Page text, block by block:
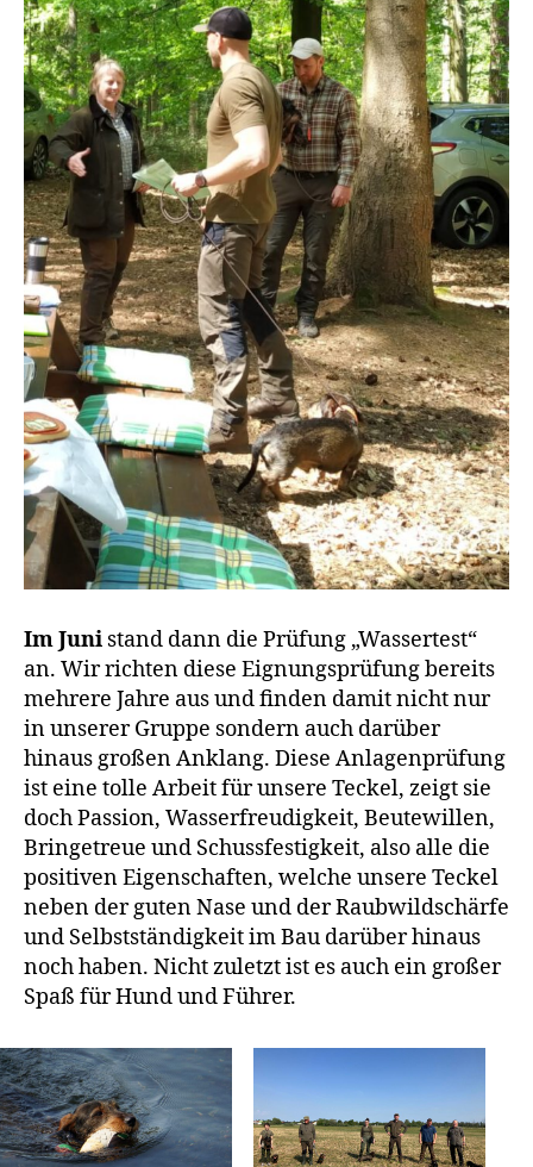
Im Juni stand dann die Prüfung „Wassertest“
an. Wir richten diese Eignungsprüfung bereits
mehrere Jahre aus und finden damit nicht nur
in unserer Gruppe sondern auch darüber
hinaus großen Anklang. Diese Anlagenprüfung
ist eine tolle Arbeit für unsere Teckel, zeigt sie
doch Passion, Wasserfreudigkeit, Beutewillen,
Bringetreue und Schussfestigkeit, also alle die
positiven Eigenschaften, welche unsere Teckel
neben der guten Nase und der Raubwildschärfe
und Selbstständigkeit im Bau darüber hinaus
noch haben. Nicht zuletzt ist es auch ein großer
Spaß für Hund und Führer.